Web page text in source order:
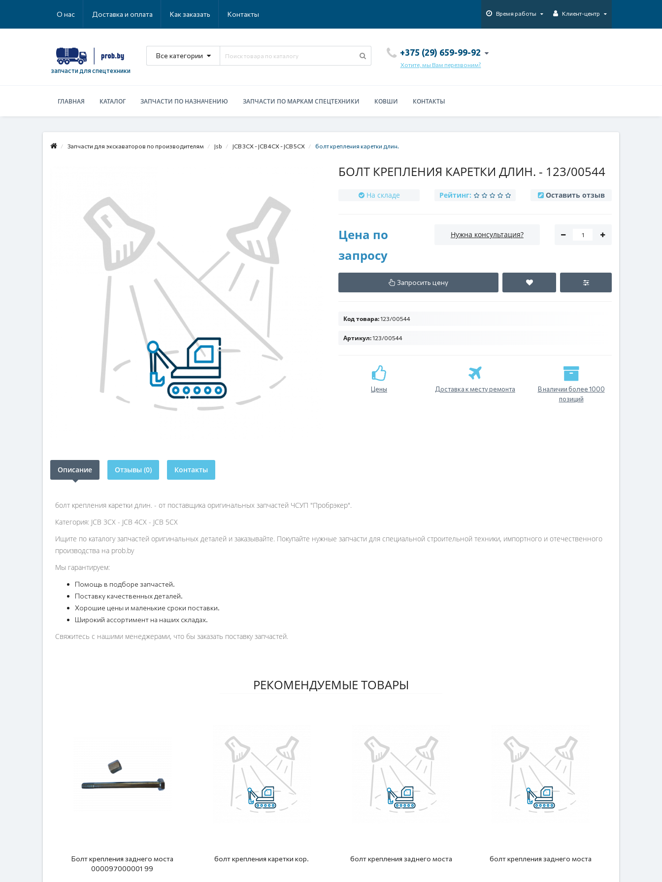
О нас Доставка и оплата Как заказать Контакты Время работы Клиент-центр
запчасти для спецтехники
Все категории +375 (29) 659-99-92
Хотите, мы Вам перезвоним?
ГЛАВНАЯ КАТАЛОГ ЗАПЧАСТИ ПО НАЗНАЧЕНИЮ ЗАПЧАСТИ ПО МАРКАМ СПЕЦТЕХНИКИ КОВШИ КОНТАКТЫ
Запчасти для экскаваторов по производителям Jsb JCB 3CX - JCB 4CX - JCB 5CX болт крепления каретки длин.
БОЛТ КРЕПЛЕНИЯ КАРЕТКИ ДЛИН. - 123/00544
На складе Рейтинг: Оставить отзыв
Цена по
запросу
Нужна консультация?
Запросить цену
Код товара:123/00544
Артикул:123/00544
Цены Доставка к месту ремонта
В наличии более 1000
позиций
Описание Отзывы (0) Контакты
болт крепления каретки длин. - от поставщика оригинальных запчастей ЧСУП "Пробрэкер".
Категория: JCB 3CX - JCB 4CX - JCB 5CX
Ищите по каталогу запчастей оригинальных деталей и заказывайте. Покупайте нужные запчасти для специальной строительной техники, импортного и отечественного
производства на prob.by
Мы гарантируем:
Помощь в подборе запчастей.
Поставку качественных деталей.
Хорошие цены и маленькие сроки поставки.
Широкий ассортимент на наших складах.
Свяжитесь с нашими менеджерами, что бы заказать поставку запчастей.
РЕКОМЕНДУЕМЫЕ ТОВАРЫ
Болт крепления заднего моста
000097000001 99
болт крепления каретки кор. болт крепления заднего моста болт крепления заднего моста